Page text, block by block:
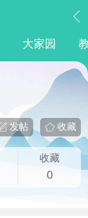
大家园
收藏
发帖
收藏
0